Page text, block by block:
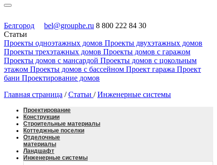
Белгород bel@grouphe.ru 8 800 222 84 30
Статьи
Проекты одноэтажных домов Проекты двухэтажных домов
Проекты трехэтажных домов Проекты домов с гаражом
Проекты домов с мансардой Проекты домов с цокольным
этажом Проекты домов с бассейном Проект гаража Проект
бани Проектирование домов
Главная страница / Статьи / Инженерные системы
Проектирование
Конструкции
Строительные материалы
Коттеджные поселки
Отделочные
материалы
Ландшафт
Инженерные системы